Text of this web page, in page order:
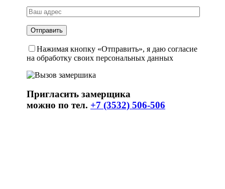
Нажимая кнопку «Отправить», я даю согласие
на обработку своих персональных данных
Пригласить замерщика
можно по тел. +7 (3532) 506-506